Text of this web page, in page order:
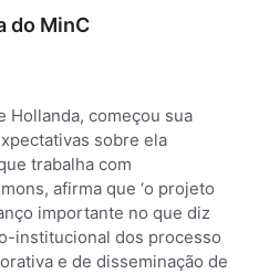
do MinC
Hollanda, começou sua
sobre ela
trabalha com
afirma que ‘o projeto
importante no que diz
institucional dos processo
e de disseminação de